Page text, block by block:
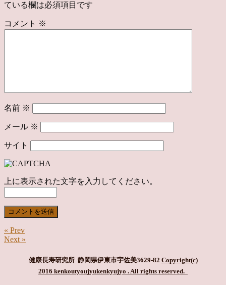
ている欄は必須項目です
コメント ※
名前 ※
メール ※
サイト
上に表示された文字を入力してください。
« Prev
Next »
健康長寿研究所 静岡県伊東市宇佐美3629-82 Copyright(c)
2016 kenkoutyoujyukenkyujyo . All rights reserved.